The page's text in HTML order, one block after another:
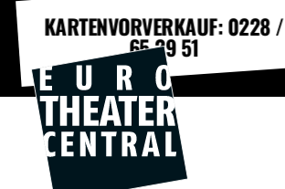
KARTENVORVERKAUF: 0228 /
65 29 51